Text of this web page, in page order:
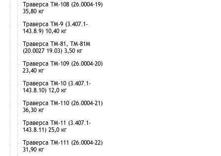
Траверса ТМ-108 (26.0004-19)
35,80 кг
Траверса ТМ-9 (3.407.1-
143.8.9) 10,40 кг
Траверса ТМ-81, ТМ-81М
(20.0027 19.03) 3,50 кг
Траверса ТМ-109 (26.0004-20)
23,40 кг
Траверса ТМ-10 (3.407.1-
143.8.10) 12,0 кг
Траверса ТМ-110 (26.0004-21)
36,30 кг
Траверса ТМ-11 (3.407.1-
143.8.11) 25,0 кг
Траверса ТМ-111 (26.0004-22)
31,90 кг